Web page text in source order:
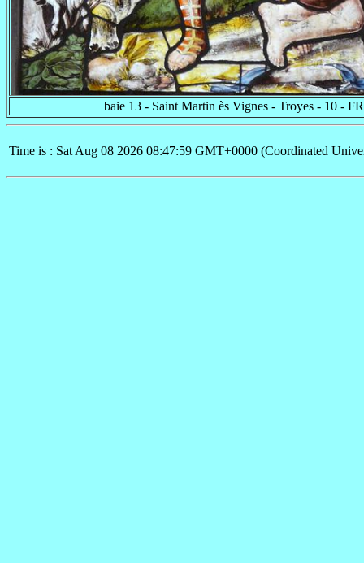
baie 13 - Saint Martin ès Vignes - Troyes - 10 - FR
Time is : Sat Aug 08 2026 08:47:59 GMT+0000 (Coordinated